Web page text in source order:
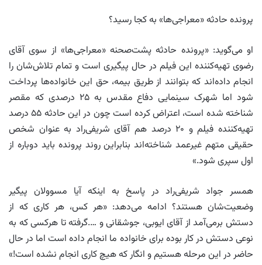
پرونده حادثه «معراجی‌ها» به کجا رسید؟
او می‌گوید: «پرونده حادثه پشت‌صحنه «معراجی‌ها» از سوی آقای
رضوی تهیه‌کننده این فیلم در حال پیگیری است و تمام تلاش‌شان را
انجام داده‌اند که بتوانند از طریق بیمه، حق این خانواده‌ها پرداخت
شود اما شهرک سینمایی دفاع مقدس به ۲۵ درصدی که مقصر
شناخته شده است، اعتراض کرده است چون در این حادثه ۵۵ درصد
تهیه‌کننده فیلم و ۲۰ درصد هم آقای شریفی‌راد به عنوان شخص
حقیقی متهم غیرعمد شناخته‌اند بنابراین روند پرونده باید دوباره از
اول سپری شود.»
همسر جواد شریفی‌راد در پاسخ به اینکه آیا مسوولان پیگیر
وضعیت‌شان هستند؟ ادامه می‌دهد: «هر کس، هر کاری که از
دستش برمی‌آمد از آقای ایوبی، جوشقانی و ….گرفته تا هرکسی که به
نوعی دستش در کار بوده برای خانواده ما انجام داده است اما در حال
حاضر در این مرحله هستیم و انگار که هیچ کاری انجام نشده است!»